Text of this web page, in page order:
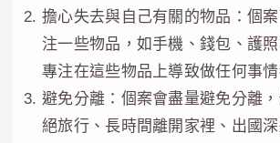
擔心失去與自己有關的物品：個
注一些物品，如手機、錢包、護
專注在這些物品上導致做任何事情
避免分離：個案會盡量避免分離
絕旅行、長時間離開家裡、出國深